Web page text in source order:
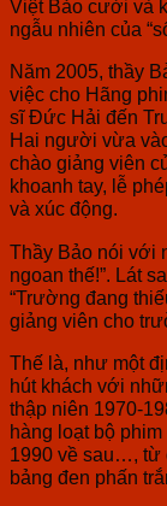
Việt Bảo cười và
ngẫu nhiên của
Năm 2005, thầy
việc cho Hãng
sĩ Đức Hải đến
Hai người vừa
chào giảng viên
khoanh tay, lễ
và xúc động.
Thầy Bảo nói với
ngoan thế!”. Lát
“Trường đang
giảng viên cho
Thế là, như một
hút khách với
thập niên 1970-
hàng loạt bộ
1990 về sau…, từ
bảng đen phấn